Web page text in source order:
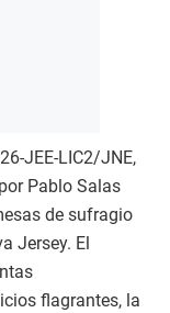
JEE-LIC2/JNE,
Pablo Salas
de sufragio
Jersey. El
flagrantes, la